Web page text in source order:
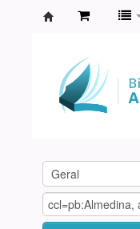
Agamenon
Magalhães